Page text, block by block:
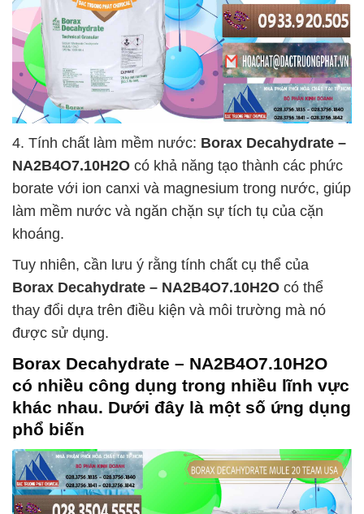
4. Tính chất làm mềm nước: Borax Decahydrate –
NA2B4O7.10H2O có khả năng tạo thành các phức
borate với ion canxi và magnesium trong nước, giúp
làm mềm nước và ngăn chặn sự tích tụ của cặn
khoáng.
Tuy nhiên, cần lưu ý rằng tính chất cụ thể của
Borax Decahydrate – NA2B4O7.10H2O có thể
thay đổi dựa trên điều kiện và môi trường mà nó
được sử dụng.
Borax Decahydrate – NA2B4O7.10H2O
có nhiều công dụng trong nhiều lĩnh vực
khác nhau. Dưới đây là một số ứng dụng
phổ biến